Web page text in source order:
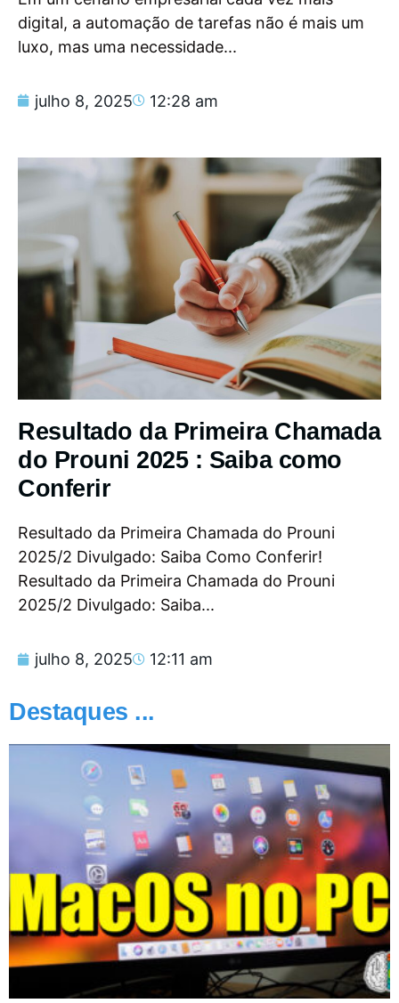
digital, a automação de tarefas não é mais um
luxo, mas uma necessidade...
julho 8, 2025 12:28 am
Resultado da Primeira Chamada
do Prouni 2025 : Saiba como
Conferir
Resultado da Primeira Chamada do Prouni
2025/2 Divulgado: Saiba Como Conferir!
Resultado da Primeira Chamada do Prouni
2025/2 Divulgado: Saiba...
julho 8, 2025 12:11 am
Destaques ...